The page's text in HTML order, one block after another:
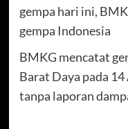
gempa hari ini,
gempa Indonesia
BMKG mencatat
Barat Daya pada
tanpa laporan